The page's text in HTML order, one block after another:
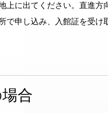
上に出てください。直進
で申し込み、入館証を受け
合